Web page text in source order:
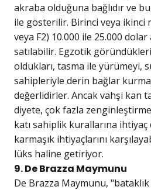
akraba olduğuna bağlıdır ve
ile gösterilir. Birinci veya ikinci
veya F2) 10.000 ile 25.000
satılabilir. Egzotik
oldukları, tasma ile yürümeyi,
sahipleriyle derin bağlar
değerlidirler. Ancak vahşi kan
diyete, çok fazla
katı sahiplik kurallarına
karmaşık ihtiyaçlarını
lüks haline getiriyor.
9. De Brazza Maymunu
De Brazza Maymunu,